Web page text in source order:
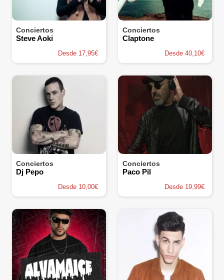
Conciertos
Steve Aoki
Desde 17,95€
Conciertos
Claptone
Desde 40,10€
Conciertos
Dj Pepo
Desde 10,00€
Conciertos
Paco Pil
Desde 19,99€